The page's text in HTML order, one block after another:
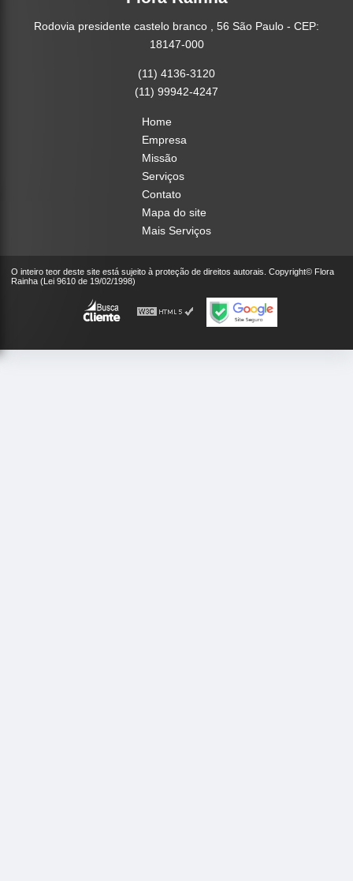
Rodovia presidente castelo branco , 56 São Paulo - CEP:
18147-000
(11) 4136-3120
(11) 99942-4247
Home
Empresa
Missão
Serviços
Contato
Mapa do site
Mais Serviços
O inteiro teor deste site está sujeito à proteção de direitos autorais. Copyright© Flora
Rainha (Lei 9610 de 19/02/1998)